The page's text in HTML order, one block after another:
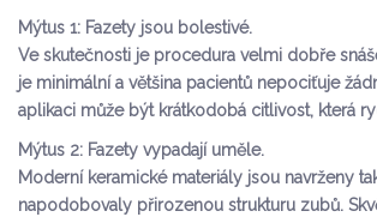
Mýtus 1: Fazety jsou bolestivé.
Ve skutečnosti je procedura velmi dobře
je minimální a většina pacientů nepociťuje
aplikaci může být krátkodobá citlivost, která
Mýtus 2: Fazety vypadají uměle.
Moderní keramické materiály jsou navrženy
napodobovaly přirozenou strukturu zubů.